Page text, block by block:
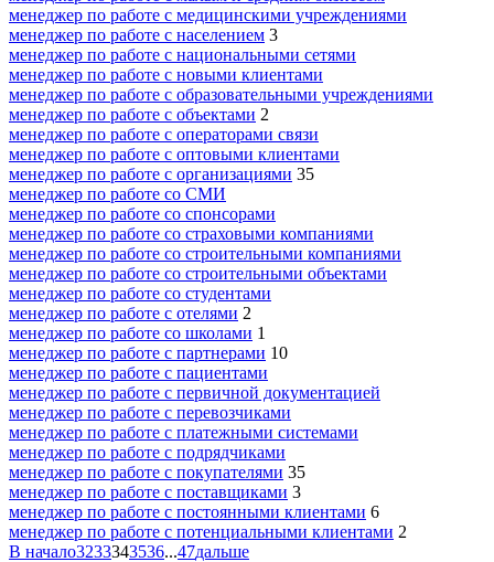
менеджер по работе с медицинскими учреждениями
менеджер по работе с населением 3
менеджер по работе с национальными сетями
менеджер по работе с новыми клиентами
менеджер по работе с образовательными учреждениями
менеджер по работе с объектами 2
менеджер по работе с операторами связи
менеджер по работе с оптовыми клиентами
менеджер по работе с организациями 35
менеджер по работе со СМИ
менеджер по работе со спонсорами
менеджер по работе со страховыми компаниями
менеджер по работе со строительными компаниями
менеджер по работе со строительными объектами
менеджер по работе со студентами
менеджер по работе с отелями 2
менеджер по работе со школами 1
менеджер по работе с партнерами 10
менеджер по работе с пациентами
менеджер по работе с первичной документацией
менеджер по работе с перевозчиками
менеджер по работе с платежными системами
менеджер по работе с подрядчиками
менеджер по работе с покупателями 35
менеджер по работе с поставщиками 3
менеджер по работе с постоянными клиентами 6
менеджер по работе с потенциальными клиентами 2
В начало3233343536...47дальше